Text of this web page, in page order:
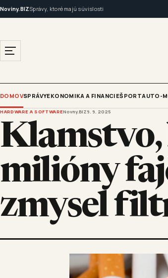
Noviny.BIZSprávy, ktoré majú súvislosti
DOMOVSPRÁVYEKONOMIKA A FINANCIEŠPORTAUTO-
HARDWARE A SOFTWARENovny.BIZ9. 9. 2025
milióny
zmysel